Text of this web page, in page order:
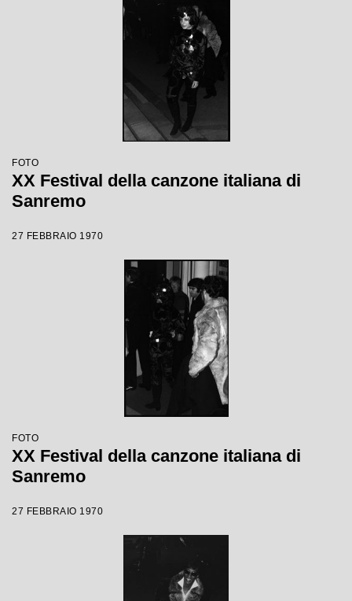
FOTO
XX Festival della canzone italiana di
Sanremo
27 FEBBRAIO 1970
FOTO
XX Festival della canzone italiana di
Sanremo
27 FEBBRAIO 1970